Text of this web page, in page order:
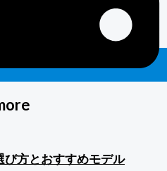
方とおすすめモデル